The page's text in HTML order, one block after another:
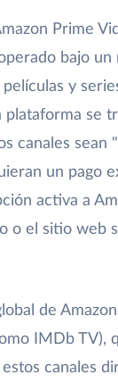
Prime
bajo un
y
plataforma se
canales sean
un pago
activa a
o el sitio web
de
IMDb TV),
canales